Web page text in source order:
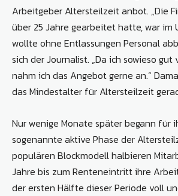
Arbeitgeber Altersteilzeit anbot. „Die
über 25 Jahre gearbeitet hatte, war im
wollte ohne Entlassungen Personal
sich der Journalist. „Da ich sowieso
nahm ich das Angebot gerne an.“
das Mindestalter für Altersteilzeit
Nur wenige Monate später begann für
sogenannte aktive Phase der
populären Blockmodell halbieren
Jahre bis zum Renteneintritt ihre
der ersten Hälfte dieser Periode voll